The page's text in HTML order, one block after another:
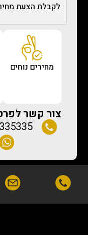
לקבלת הצעת
מחירים נוחים
צור קשר